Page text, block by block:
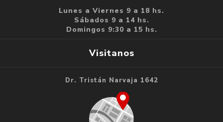
Lunes a Viernes 9 a 18 hs.
Sábados 9 a 14 hs.
Domingos 9:30 a 15 hs.
Visitanos
Dr. Tristán Narvaja 1642